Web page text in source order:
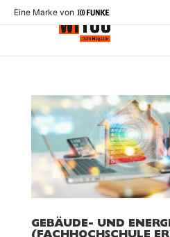
Eine Marke von
GEBÄUDE- UND